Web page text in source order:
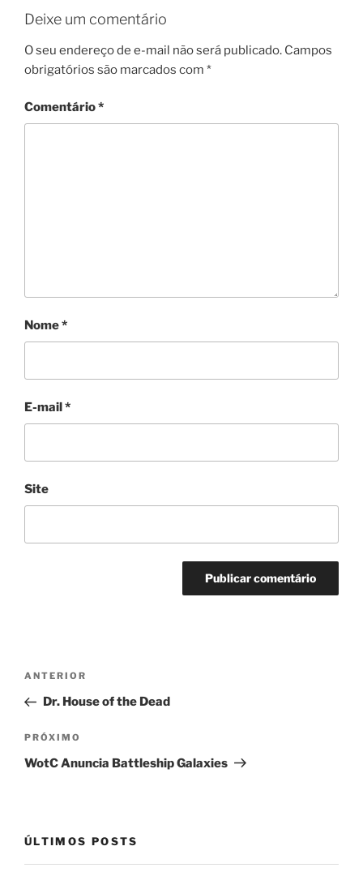
Deixe um comentário
O seu endereço de e-mail não será publicado. Campos
obrigatórios são marcados com *
Comentário*
Nome*
E-mail*
Site
Navegação
Post
Post
anterior
ANTERIOR
Dr. House of the Dead
Próximo
post
PRÓXIMO
WotC Anuncia Battleship Galaxies
ÚLTIMOS POSTS